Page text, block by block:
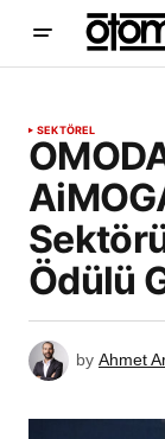
SEKTÖREL
Ödülü
by Ahmet